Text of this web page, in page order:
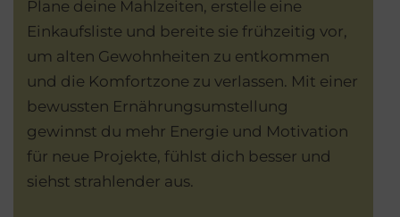
Plane deine Mahlzeiten, erstelle eine
Einkaufsliste und bereite sie frühzeitig vor,
um alten Gewohnheiten zu entkommen
und die Komfortzone zu verlassen. Mit einer
bewussten Ernährungsumstellung
gewinnst du mehr Energie und Motivation
für neue Projekte, fühlst dich besser und
siehst strahlender aus.